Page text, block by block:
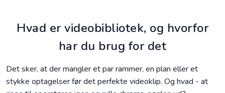
Hvad er videobibliotek, og hvorfor
har du brug for det
Det sker, at der mangler et par rammer, en plan eller et
stykke optagelser før det perfekte videoklip. Og hvad - at